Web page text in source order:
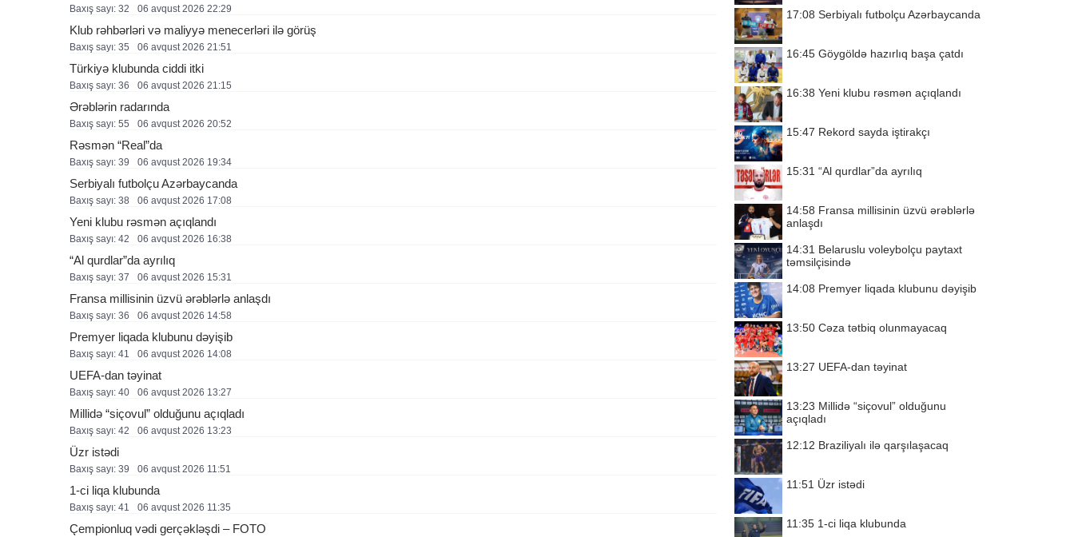
Baxış sayı: 32 06 avqust 2026 22:29
Klub rəhbərləri və maliyyə menecerləri ilə görüş
Baxış sayı: 35 06 avqust 2026 21:51
Türkiyə klubunda ciddi itki
Baxış sayı: 36 06 avqust 2026 21:15
Ərəblərin radarında
Baxış sayı: 55 06 avqust 2026 20:52
Rəsmən “Real”da
Baxış sayı: 39 06 avqust 2026 19:34
Serbiyalı futbolçu Azərbaycanda
Baxış sayı: 38 06 avqust 2026 17:08
Yeni klubu rəsmən açıqlandı
Baxış sayı: 42 06 avqust 2026 16:38
“Al qurdlar”da ayrılıq
Baxış sayı: 37 06 avqust 2026 15:31
Fransa millisinin üzvü ərəblərlə anlaşdı
Baxış sayı: 36 06 avqust 2026 14:58
Premyer liqada klubunu dəyişib
Baxış sayı: 41 06 avqust 2026 14:08
UEFA-dan təyinat
Baxış sayı: 40 06 avqust 2026 13:27
Millidə “siçovul” olduğunu açıqladı
Baxış sayı: 42 06 avqust 2026 13:23
Üzr istədi
Baxış sayı: 39 06 avqust 2026 11:51
1-ci liqa klubunda
Baxış sayı: 41 06 avqust 2026 11:35
Çempionluq vədi gerçəkləşdi – FOTO
17:08 Serbiyalı futbolçu Azərbaycanda
16:45 Göygöldə hazırlıq başa çatdı
16:38 Yeni klubu rəsmən açıqlandı
15:47 Rekord sayda iştirakçı
15:31 “Al qurdlar”da ayrılıq
14:58 Fransa millisinin üzvü ərəblərlə
anlaşdı
14:31 Belaruslu voleybolçu paytaxt
təmsilçisində
14:08 Premyer liqada klubunu dəyişib
13:50 Cəza tətbiq olunmayacaq
13:27 UEFA-dan təyinat
13:23 Millidə “siçovul” olduğunu
açıqladı
12:12 Braziliyalı ilə qarşılaşacaq
11:51 Üzr istədi
11:35 1-ci liqa klubunda